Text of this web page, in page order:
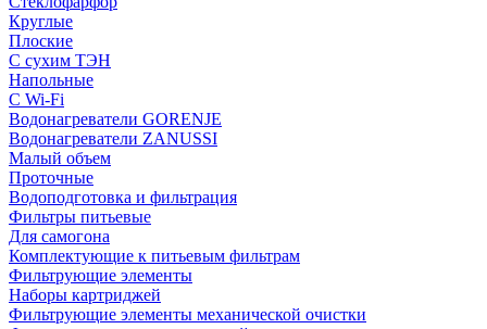
Круглые
Плоские
С сухим ТЭН
Напольные
С Wi-Fi
Водонагреватели GORENJE
Водонагреватели ZANUSSI
Малый объем
Проточные
Водоподготовка и фильтрация
Фильтры питьевые
Для самогона
Комплектующие к питьевым фильтрам
Фильтрующие элементы
Наборы картриджей
Фильтрующие элементы механической очистки